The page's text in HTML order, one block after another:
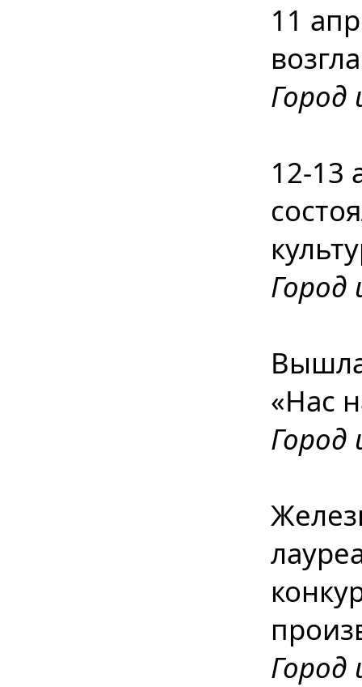
11
Город
12-13
Город
«Нас
Город
Город